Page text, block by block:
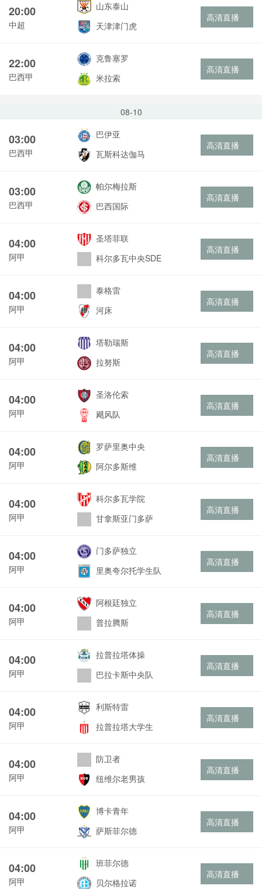
20:00
中超
山东泰山
天津津门虎
高清直播
22:00
巴西甲
克鲁塞罗
米拉索
高清直播
08-10
03:00
巴西甲
巴伊亚
瓦斯科达伽马
高清直播
03:00
巴西甲
帕尔梅拉斯
巴西国际
高清直播
04:00
阿甲
圣塔菲联
科尔多瓦中央SDE
高清直播
04:00
阿甲
泰格雷
河床
高清直播
04:00
阿甲
塔勒瑞斯
拉努斯
高清直播
04:00
阿甲
圣洛伦索
飓风队
高清直播
04:00
阿甲
罗萨里奥中央
阿尔多斯维
高清直播
04:00
阿甲
科尔多瓦学院
甘拿斯亚门多萨
高清直播
04:00
阿甲
门多萨独立
里奥夸尔托学生队
高清直播
04:00
阿甲
阿根廷独立
普拉腾斯
高清直播
04:00
阿甲
拉普拉塔体操
巴拉卡斯中央队
高清直播
04:00
阿甲
利斯特雷
拉普拉塔大学生
高清直播
04:00
阿甲
防卫者
纽维尔老男孩
高清直播
04:00
阿甲
博卡青年
萨斯菲尔德
高清直播
04:00
阿甲
班菲尔德
贝尔格拉诺
高清直播